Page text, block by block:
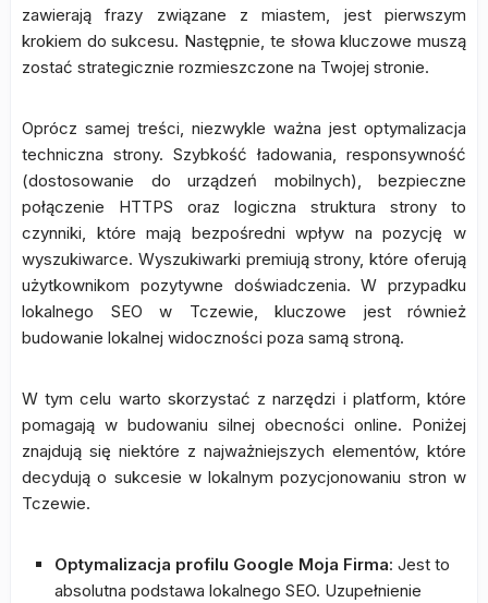
zawierają frazy związane z miastem, jest pierwszym
krokiem do sukcesu. Następnie, te słowa kluczowe muszą
zostać strategicznie rozmieszczone na Twojej stronie.
Oprócz samej treści, niezwykle ważna jest optymalizacja
techniczna strony. Szybkość ładowania, responsywność
(dostosowanie do urządzeń mobilnych), bezpieczne
połączenie HTTPS oraz logiczna struktura strony to
czynniki, które mają bezpośredni wpływ na pozycję w
wyszukiwarce. Wyszukiwarki premiują strony, które oferują
użytkownikom pozytywne doświadczenia. W przypadku
lokalnego SEO w Tczewie, kluczowe jest również
budowanie lokalnej widoczności poza samą stroną.
W tym celu warto skorzystać z narzędzi i platform, które
pomagają w budowaniu silnej obecności online. Poniżej
znajdują się niektóre z najważniejszych elementów, które
decydują o sukcesie w lokalnym pozycjonowaniu stron w
Tczewie.
Optymalizacja profilu Google Moja Firma: Jest to
absolutna podstawa lokalnego SEO. Uzupełnienie